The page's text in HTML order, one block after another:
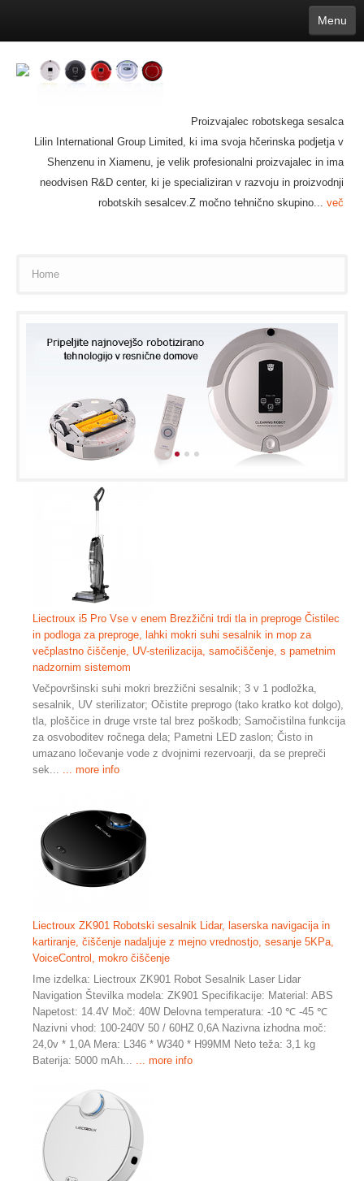
Menu
Deutsch
Português 日本語
Mongolian bāṅlā Norsk
Türkçe
Ўзбек тили
india Tiếng Việt íslenska Estonia
Bulgarian
Ukrainian
Slovenčina
Proizvajalec robotskega sesalca
Lilin International Group Limited, ki ima svoja hčerinska podjetja v
Shenzenu in Xiamenu, je velik profesionalni proizvajalec in ima
neodvisen R&D center, ki je specializiran v razvoju in proizvodnji
robotskih sesalcev.Z močno tehnično skupino... več
Home
Liectroux i5 Pro Vse v enem Brezžični trdi tla in preproge Čistilec
in podloga za preproge, lahki mokri suhi sesalnik in mop za
večplastno čiščenje, UV-sterilizacija, samočiščenje, s pametnim
nadzornim sistemom
Večpovršinski suhi mokri brezžični sesalnik; 3 v 1 podložka,
sesalnik, UV sterilizator; Očistite preprogo (tako kratko kot dolgo),
tla, ploščice in druge vrste tal brez poškodb; Samočistilna funkcija
za osvoboditev ročnega dela; Pametni LED zaslon; Čisto in
umazano ločevanje vode z dvojnimi rezervoarji, da se prepreči
sek...
... more info
Liectroux ZK901 Robotski sesalnik Lidar, laserska navigacija in
kartiranje, čiščenje nadaljuje z mejno vrednostjo, sesanje 5KPa,
VoiceControl, mokro čiščenje
Ime izdelka: Liectroux ZK901 Robot Sesalnik Laser Lidar
Navigation Številka modela: ZK901 Specifikacije: Material: ABS
Napetost: 14.4V Moč: 40W Delovna temperatura: -10 ℃ -45 ℃
Nazivni vhod: 100-240V 50 / 60HZ 0,6A Nazivna izhodna moč:
24,0v * 1,0A Mera: L346 * W340 * H99MM Neto teža: 3,1 kg
Baterija: 5000 mAh...
... more info